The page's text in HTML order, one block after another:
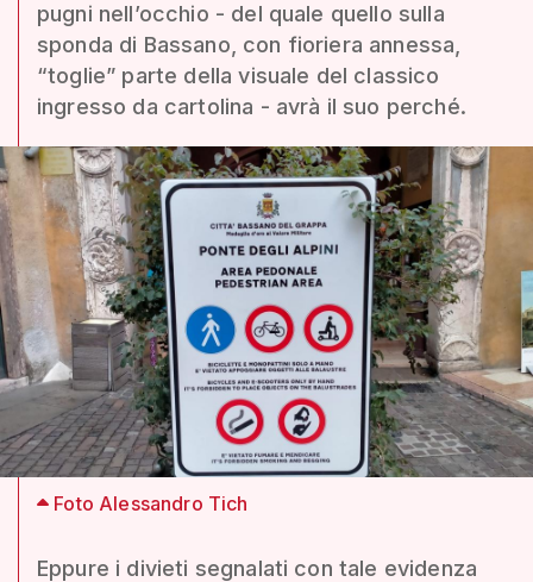
pugni nell’occhio - del quale quello sulla
sponda di Bassano, con fioriera annessa,
“toglie” parte della visuale del classico
ingresso da cartolina - avrà il suo perché.
Foto Alessandro Tich
Eppure i divieti segnalati con tale evidenza